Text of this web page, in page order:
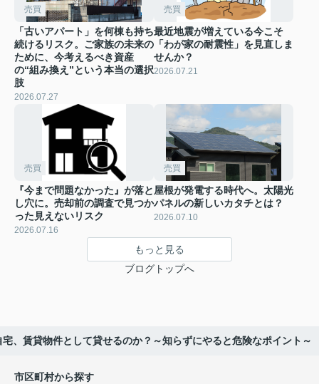
売買
「古いアパート」を何棟も持ち
続けるリスク。ご家族の未来の
ために、今考えるべき資産
の“組み換え”という本当の選択
肢
2026.07.27
売買
最近地震が増えている今こそ
「わが家の耐震性」を見直しま
せんか？
2026.07.21
売買
『今まで問題なかった』が落と
し穴に。売却前の調査で見つか
った見えないリスク
2026.07.16
売買
屋根が発電する時代へ。太陽光
パネルの新しいカタチとは？
2026.07.10
もっと見る
ブログトップへ
、賃貸物件として貸せるのか？～知らずにやると危険なポイント～
市区町村から探す